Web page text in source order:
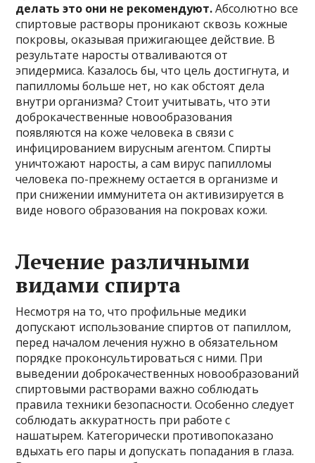
делать это они не рекомендуют.Абсолютно все
спиртовые растворы проникают сквозь кожные
покровы, оказывая прижигающее действие. В
результате наросты отваливаются от
эпидермиса. Казалось бы, что цель достигнута, и
папилломы больше нет, но как обстоят дела
внутри организма? Стоит учитывать, что эти
доброкачественные новообразования
появляются на коже человека в связи с
инфицированием вирусным агентом. Спирты
уничтожают наросты, а сам вирус папилломы
человека по-прежнему остается в организме и
при снижении иммунитета он активизируется в
виде нового образования на покровах кожи.
Лечение различными
видами спирта
Несмотря на то, что профильные медики
допускают использование спиртов от папиллом,
перед началом лечения нужно в обязательном
порядке проконсультироваться с ними. При
выведении доброкачественных новообразований
спиртовыми растворами важно соблюдать
правила техники безопасности. Особенно следует
соблюдать аккуратность при работе с
нашатырем. Категорически противопоказано
вдыхать его пары и допускать попадания в глаза.